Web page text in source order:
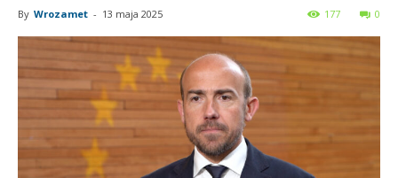
By Wrozamet - 13 maja 2025 0
177